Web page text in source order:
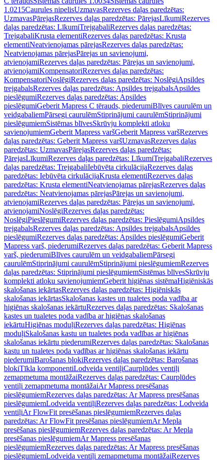
1.0215Caurules nipelisUzmavasRezerves daļas paredzētas:
UzmavasPārejasRezerves daļas paredzētas: PārejasLīkumiRezerves
daļas paredzētas: LīkumiTrejgabaliRezerves daļas paredzētas:
TrejgabaliKrusta elementiRezerves daļas paredzētas: Krusta
elementiNeatvienojamas pārejasRezerves daļas paredzētas:
Neatvienojamas pārejasPārejas un savienojumi,
atvienojamiRezerves daļas paredzētas: Pārejas un savienojumi,
atvienojamiKompensatoriRezerves daļas paredzētas:
KompensatoriNoslēgiRezerves daļas paredzētas: NoslēgiApsildes
trejgabalsRezerves daļas paredzētas: Apsildes trejgabalsApsildes
pieslēgumiRezerves daļas paredzētas: Apsildes
pieslēgumiGeberit Mapress C tērauds, piederumiBlīves caurulēm un
veidgabaliemPārsegi caurulēmStiprinājumi caurulēmStiprinājumi
pieslēgumiemSistēmas blīvesSkrūvju komplekti atloku
savienojumiemGeberit Mapress varšGeberit Mapress varšRezerves
daļas paredzētas: Geberit Mapress varšUzmavasRezerves daļas
paredzētas: UzmavasPārejasRezerves daļas paredzētas:
PārejasLīkumiRezerves daļas paredzētas: LīkumiTrejgabaliRezerves
daļas paredzētas: TrejgabaliIebūvēta cirkulācijaRezerves daļas
paredzētas: Iebūvēta cirkulācijaKrusta elementiRezerves daļas
paredzētas: Krusta elementiNeatvienojamas pārejasRezerves daļas
paredzētas: Neatvienojamas pārejasPārejas un savienojumi,
atvienojamiRezerves daļas paredzētas: Pārejas un savienojumi,
atvienojamiNoslēgiRezerves daļas paredzētas:
NoslēgiPieslēgumiRezerves daļas paredzētas: PieslēgumiApsildes
trejgabalsRezerves daļas paredzētas: Apsildes trejgabalsApsildes
pieslēgumiRezerves daļas paredzētas: Apsildes pieslēgumiGeberit
Mapress varš, piederumiRezerves daļas paredzētas: Geberit Mapress
varš, piederumiBlīves caurulēm un veidgabaliemPārsegi
caurulēmStiprinājumi caurulēmStiprinājumi pieslēgumiemRezerves
daļas paredzētas: Stiprinājumi pieslēgumiemSistēmas blīvesSkrūvju
komplekti atloku savienojumiemGeberit higiēnas sistēmaHigiēniskās
skalošanas iekārtasRezerves daļas paredzētas: Higiēniskās
skalošanas iekārtasSkalošanas kastes un tualetes poda vadība ar
higiēnas skalošanas iekārtuRezerves daļas paredzētas: Skalošanas
kastes un tualetes poda vadība ar higiēnas skalošanas
iekārtuHigiēnas moduļiRezerves daļas paredzētas: Higiēnas
moduļiSkalošanas kastu un tualetes poda vadības ar higiēnas
skalošanas iekārtu piederumiRezerves daļas paredzētas: Skalošanas
kastu un tualetes poda vadības ar higiēnas skalošanas iekārtu
piederumiBarošanas blokiRezerves daļas paredzētas: Barošanas
blokiTīkla komponentiLodveida ventiļiCaurplūdes ventiļi
zemapmetuma montāžaiRezerves daļas paredzētas: Caurplūdes
ventiļi zemapmetuma montāžaiAr Mapress presēšanas
pieslēgumiemRezerves daļas paredzētas: Ar Mapress presēšanas
pieslēgumiemLodveida ventiļiRezerves daļas paredzētas: Lodveida
ventiļiAr FlowFit presēšanas pieslēgumiemRezerves daļas
paredzētas: Ar FlowFit presēšanas pieslēgumiemAr Mepla
presēšanas pieslēgumiemRezerves daļas paredzētas: Ar Mepla
presēšanas pieslēgumiemAr Mapress presēšanas
pieslēgumiemRezerves daļas paredzētas: Ar Mapress presēšanas
pieslēgumiemLodveida ventiļi zemapmetuma montāžaiRezerves